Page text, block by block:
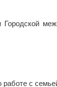
Городской
с